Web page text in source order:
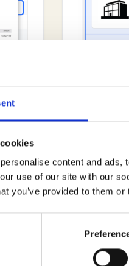
content and
use of our site with our
you’ve provided to them
Se og
som helst